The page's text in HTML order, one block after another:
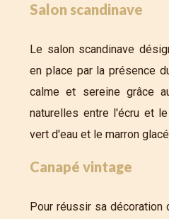
Salon scandinave
Le salon scandinave
en place par la présence
calme et sereine grâce
naturelles entre l'écru et
vert d'eau et le marron
Canapé vintage
Pour réussir sa décoration